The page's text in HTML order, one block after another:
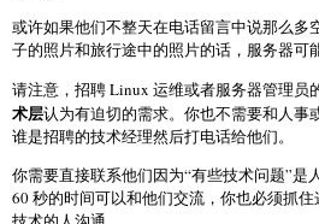
或许如果他们不整天在电话留言中说那么多
子的照片和旅行途中的照片的话，服务器可
请注意，招聘 Linux 运维或者服务器管理员
术层认为有迫切的需求。你也不需要和人事
谁是招聘的技术经理然后打电话给他们。
你需要直接联系他们因为“有些技术问题”是
60 秒的时间可以和他们交流，你也必须抓